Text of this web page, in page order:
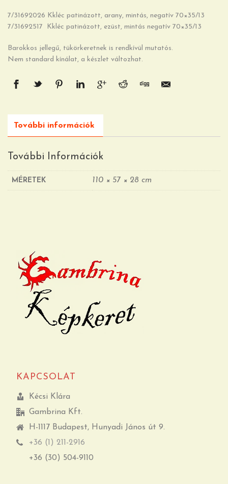
7/31692026 Kkléc patinázott, arany, mintás, negatív 70×35/13
7/31692517 Kkléc patinázott, ezüst, mintás negatív 70×35/13
Barokkos jellegű, tükörkeretnek is rendkívül mutatós.
Nem standard kínálat, a készlet változhat.
További információk
További Információk
MÉRETEK 110 × 57 × 28 cm
KAPCSOLAT
Kécsi Klára
Gambrina Kft.
H-1117 Budapest, Hunyadi János út 9.
+36 (1) 211-2916
+36 (30) 504-9110